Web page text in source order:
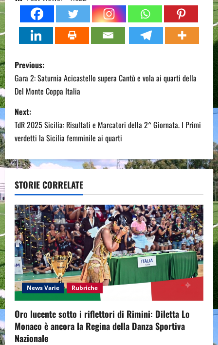
P
o
s
t
n
a
v
i
g
a
t
i
o
n
Previous:
Gara 2: Saturnia Acicastello supera Cantù e vola ai quarti della
Del Monte Coppa Italia
Next:
TdR 2025 Sicilia: Risultati e Marcatori della 2^ Giornata. I Primi
verdetti la Sicilia femminile ai quarti
STORIE CORRELATE
News Varie Rubriche
Oro lucente sotto i riflettori di Rimini: Diletta Lo
Monaco è ancora la Regina della Danza Sportiva
Nazionale